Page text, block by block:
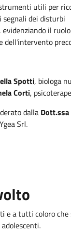
utili per
dei disturbi
il
dell'intervento
Spotti, biologa
Corti,
dalla Dott.ssa
Srl.
e a tutti coloro che